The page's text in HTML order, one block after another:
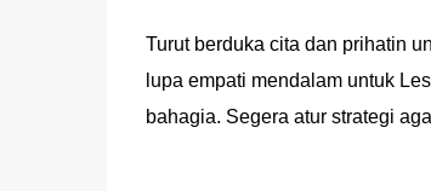
Turut berduka cita dan prihatin
lupa empati mendalam untuk
bahagia. Segera atur strategi